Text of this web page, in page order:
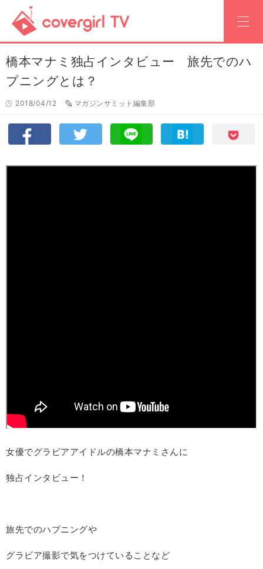
橋本マナミ独占インタビュー 旅先でのハ
プニングとは？
2018/04/12 マガジンサミット編集部
女優でグラビアアイドルの橋本マナミさんに
独占インタビュー！
旅先でのハプニングや
グラビア撮影で気をつけていることなど